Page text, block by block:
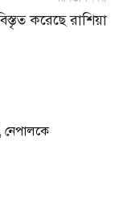
করেছে রাশিয়া
নেপালকে